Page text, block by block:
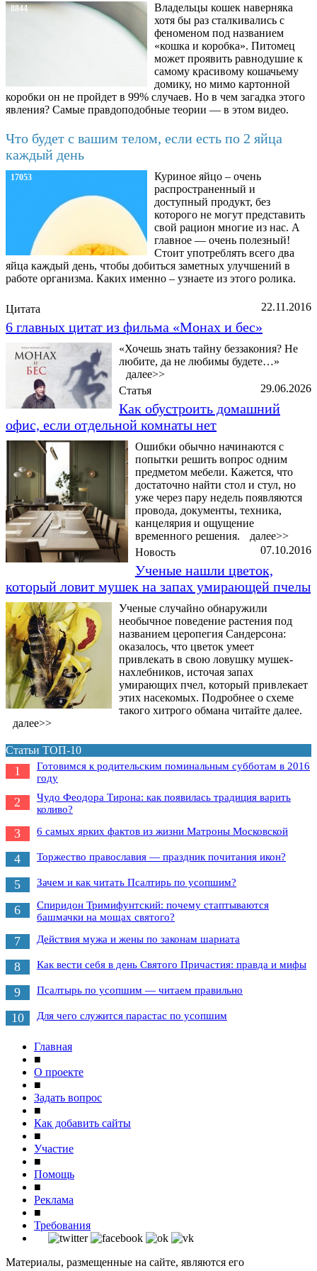
8844
Владельцы кошек наверняка
хотя бы раз сталкивались с
феноменом под названием
«кошка и коробка». Питомец
может проявить равнодушие к
самому красивому кошачьему
домику, но мимо картонной
коробки он не пройдет в 99% случаев. Но в чем загадка этого
явления? Самые правдоподобные теории — в этом видео.
Что будет с вашим телом, если есть по 2 яйца
каждый день
17053
Куриное яйцо – очень
распространенный и
доступный продукт, без
которого не могут представить
свой рацион многие из нас. А
главное — очень полезный!
Стоит употреблять всего два
яйца каждый день, чтобы добиться заметных улучшений в
работе организма. Каких именно – узнаете из этого ролика.
22.11.2016
Цитата
6 главных цитат из фильма «Монах и бес»
«Хочешь знать тайну беззакония? Не
любите, да не любимы будете…»
далее>>
29.06.2026
Статья
Как обустроить домашний
офис, если отдельной комнаты нет
Ошибки обычно начинаются с
попытки решить вопрос одним
предметом мебели. Кажется, что
достаточно найти стол и стул, но
уже через пару недель появляются
провода, документы, техника,
канцелярия и ощущение
временного решения.
далее>>
07.10.2016
Новость
Ученые нашли цветок,
который ловит мушек на запах умирающей пчелы
Ученые случайно обнаружили
необычное поведение растения под
названием церопегия Сандерсона:
оказалось, что цветок умеет
привлекать в свою ловушку мушек-
нахлебников, источая запах
умирающих пчел, который привлекает
этих насекомых. Подробнее о схеме
такого хитрого обмана читайте далее.
далее>>
Статьи ТОП-10
1
Готовимся к родительским поминальным субботам в 2016
году
2
Чудо Феодора Тирона: как появилась традиция варить
коливо?
3 6 самых ярких фактов из жизни Матроны Московской
4 Торжество православия — праздник почитания икон?
5 Зачем и как читать Псалтирь по усопшим?
6
Спиридон Тримифунтский: почему стаптываются
башмачки на мощах святого?
7 Действия мужа и жены по законам шариата
8 Как вести себя в день Святого Причастия: правда и мифы
9 Псалтырь по усопшим — читаем правильно
10 Для чего служится парастас по усопшим
Главная
■
О проекте
■
Задать вопрос
■
Как добавить сайты
■
Участие
■
Помощь
■
Реклама
■
Требования
Материалы, размещенные на сайте, являются его